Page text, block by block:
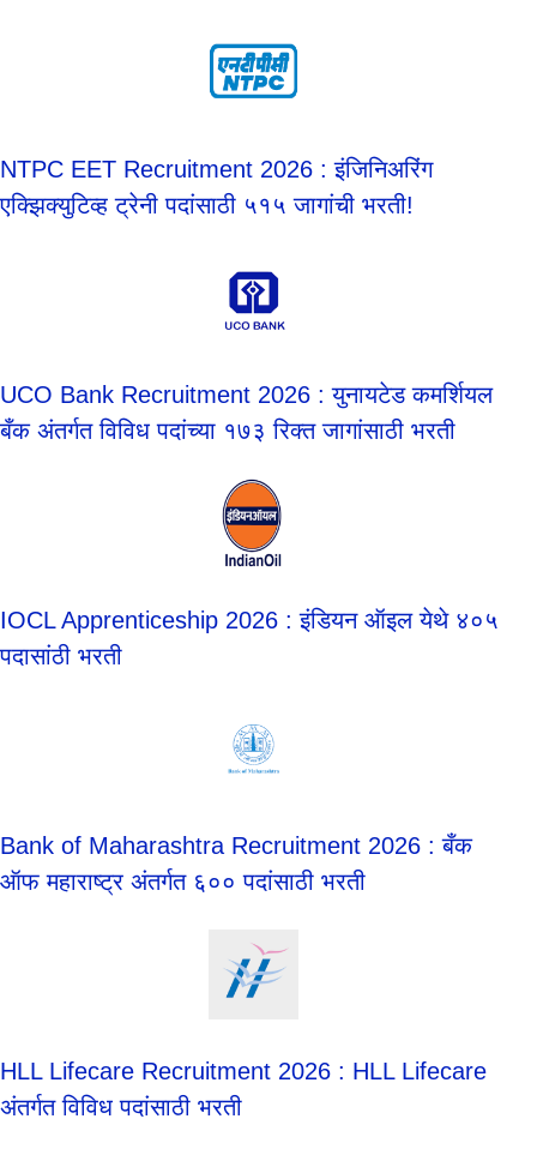
NTPC EET Recruitment 2026 : इंजिनिअरिंग
एक्झिक्युटिव्ह ट्रेनी पदांसाठी ५१५ जागांची भरती!
UCO Bank Recruitment 2026 : युनायटेड कमर्शियल
बँक अंतर्गत विविध पदांच्या १७३ रिक्त जागांसाठी भरती
IOCL Apprenticeship 2026 : इंडियन ऑइल येथे ४०५
पदासांठी भरती
Bank of Maharashtra Recruitment 2026 : बँक
ऑफ महाराष्ट्र अंतर्गत ६०० पदांसाठी भरती
HLL Lifecare Recruitment 2026 : HLL Lifecare
अंतर्गत विविध पदांसाठी भरती